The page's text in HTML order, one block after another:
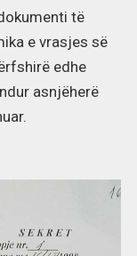
të
e vrasjes së
edhe
asnjëherë